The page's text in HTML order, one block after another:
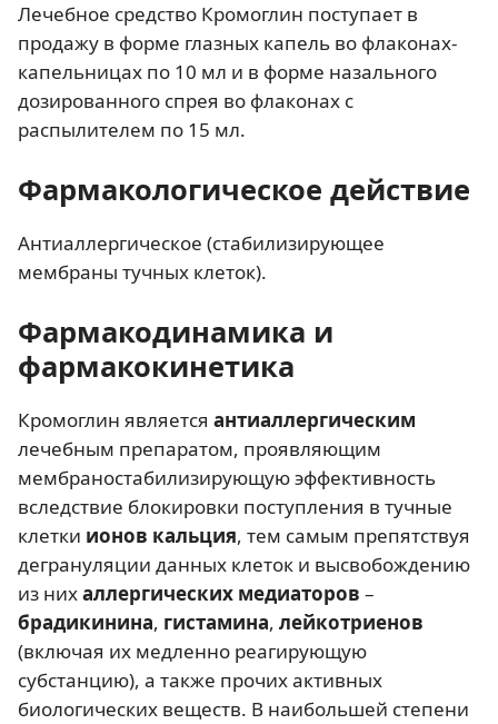
Лечебное средство Кромоглин поступает в
продажу в форме глазных капель во флаконах-
капельницах по 10 мл и в форме назального
дозированного спрея во флаконах с
распылителем по 15 мл.
Фармакологическое действие
Антиаллергическое (стабилизирующее
мембраны тучных клеток).
Фармакодинамика и
фармакокинетика
Кромоглин является антиаллергическим
лечебным препаратом, проявляющим
мембраностабилизирующую эффективность
вследствие блокировки поступления в тучные
клетки ионов кальция, тем самым препятствуя
дегрануляции данных клеток и высвобождению
из нихаллергических медиаторов –
брадикинина, гистамина, лейкотриенов
(включая их медленно реагирующую
субстанцию), а также прочих активных
биологических веществ. В наибольшей степени